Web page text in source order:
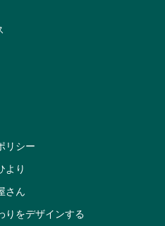
リシー
より
さん
りをデザインする